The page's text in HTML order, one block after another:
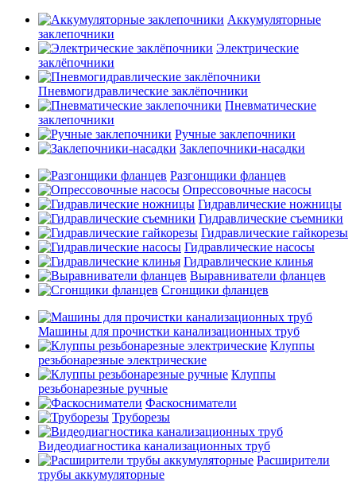
Аккумуляторные
заклепочники
Электрические
заклёпочники
Пневмогидравлические заклёпочники
Пневматические
заклепочники
Ручные заклепочники
Заклепочники-насадки
Разгонщики фланцев
Опрессовочные насосы
Гидравлические ножницы
Гидравлические съемники
Гидравлические гайкорезы
Гидравлические насосы
Гидравлические клинья
Выравниватели фланцев
Сгонщики фланцев
Машины для прочистки канализационных труб
Клуппы
резьбонарезные электрические
Клуппы
резьбонарезные ручные
Фаскосниматели
Труборезы
Видеодиагностика канализационных труб
Расширители
трубы аккумуляторные